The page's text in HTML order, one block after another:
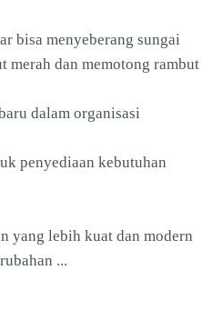
bisa menyeberang sungai
merah dan memotong rambut
dalam organisasi
penyediaan kebutuhan
yang lebih kuat dan modern
...